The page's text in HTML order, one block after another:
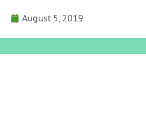
August 5, 2019